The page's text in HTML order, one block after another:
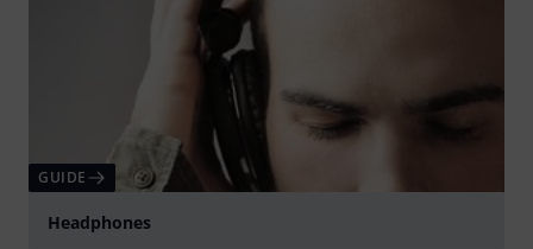
GUIDE
Headphones